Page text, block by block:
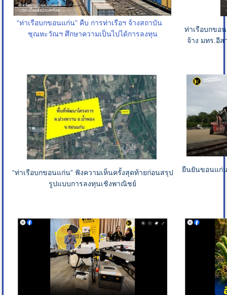
“ท่าเรือบกขอนแก่น” คืบ การท่าเรือฯ จ้างสถาบัน
ชุณหะวัณฯ ศึกษาความเป็นไปได้การลงทุน
ท่าเรือบกขอ
จ้าง มทร.อี
“ท่าเรือบกขอนแก่น” ฟังความเห็นครั้งสุดท้ายก่อนสรุป
รูปแบบการลงทุนเชิงพาณิชย์
ยืนยันขอนแก่